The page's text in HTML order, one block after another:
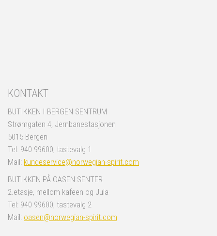
KONTAKT
BUTIKKEN I BERGEN SENTRUM
Strømgaten 4, Jernbanestasjonen
5015 Bergen
Tel: 940 99600, tastevalg 1
Mail: kundeservice@norwegian-spirit.com
BUTIKKEN PÅ OASEN SENTER
2.etasje, mellom kafeen og Jula
Tel: 940 99600, tastevalg 2
Mail: oasen@norwegian-spirit.com